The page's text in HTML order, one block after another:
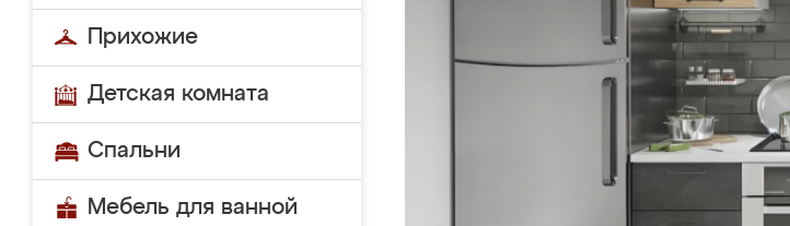
Прихожие
Детская комната
Спальни
Мебель для ванной